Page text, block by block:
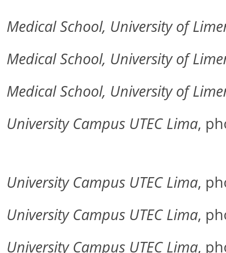
Medical School, University of
Medical School, University of
Medical School, University of
University Campus UTEC Lima,
University Campus UTEC Lima,
University Campus UTEC Lima,
University Campus UTEC Lima,